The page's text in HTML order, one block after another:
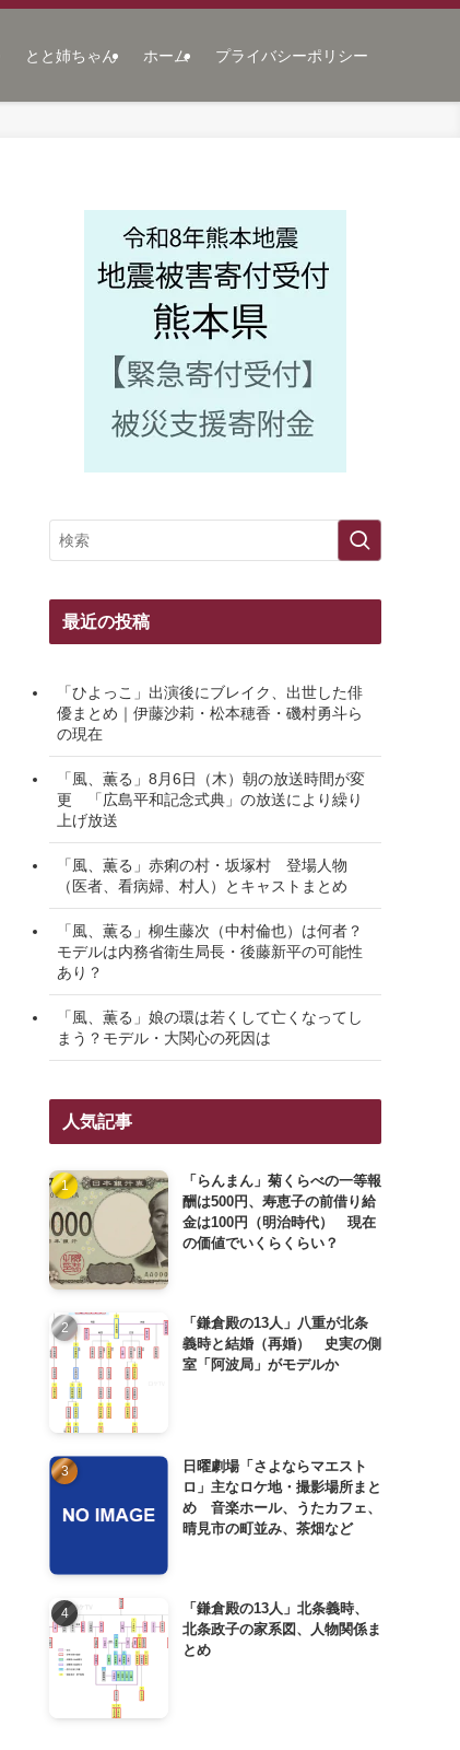
とと姉ちゃん ホーム プライバシーポリシー
最近の投稿
「ひよっこ」出演後にブレイク、出世した俳
優まとめ｜伊藤沙莉・松本穂香・磯村勇斗ら
の現在
「風、薫る」8月6日（木）朝の放送時間が変
更 「広島平和記念式典」の放送により繰り
上げ放送
「風、薫る」赤痢の村・坂塚村 登場人物
（医者、看病婦、村人）とキャストまとめ
「風、薫る」柳生藤次（中村倫也）は何者？
モデルは内務省衛生局長・後藤新平の可能性
あり？
「風、薫る」娘の環は若くして亡くなってし
まう？モデル・大関心の死因は
人気記事
「らんまん」菊くらべの一等報
酬は500円、寿恵子の前借り給
金は100円（明治時代） 現在
の価値でいくらくらい？
「鎌倉殿の13人」八重が北条
義時と結婚（再婚） 史実の側
室「阿波局」がモデルか
日曜劇場「さよならマエスト
ロ」主なロケ地・撮影場所まと
め 音楽ホール、うたカフェ、
晴見市の町並み、茶畑など
「鎌倉殿の13人」北条義時、
北条政子の家系図、人物関係ま
とめ